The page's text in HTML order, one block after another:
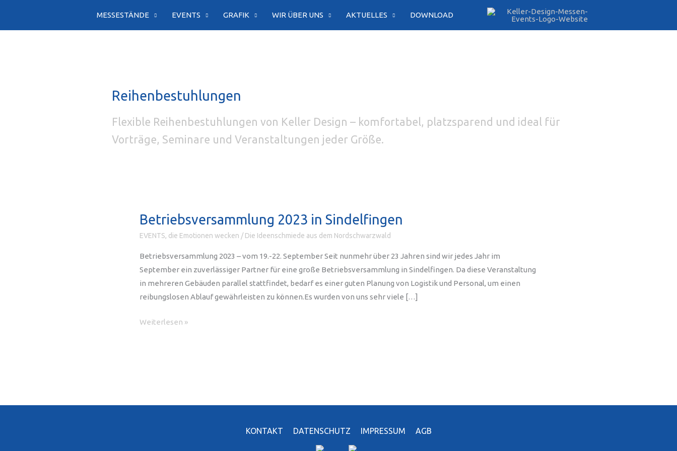
MESSESTÄNDE EVENTS GRAFIK WIR ÜBER UNS AKTUELLES DOWNLOAD
Reihenbestuhlungen
Flexible Reihenbestuhlungen von Keller Design – komfortabel, platzsparend und ideal für
Vorträge, Seminare und Veranstaltungen jeder Größe.
Betriebsversammlung 2023 in Sindelfingen
EVENTS, die Emotionen wecken / Die Ideenschmiede aus dem Nordschwarzwald
Betriebsversammlung 2023 – vom 19.-22. September Seit nunmehr über 23 Jahren sind wir jedes Jahr im
September ein zuverlässiger Partner für eine große Betriebsversammlung in Sindelfingen. Da diese Veranstaltung
in mehreren Gebäuden parallel stattfindet, bedarf es einer guten Planung von Logistik und Personal, um einen
reibungslosen Ablauf gewährleisten zu können.Es wurden von uns sehr viele […]
Betriebsversammlung
Weiterlesen »
KONTAKT DATENSCHUTZ IMPRESSUM AGB